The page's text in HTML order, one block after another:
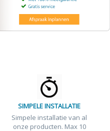
SIMPELE INSTALLATIE
Simpele installatie van al
onze producten. Max 10